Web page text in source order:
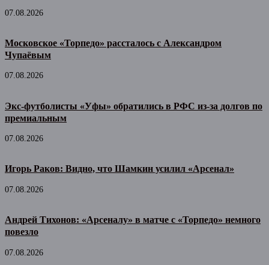
07.08.2026
Московское «Торпедо» рассталось с Александром
Чупаёвым
07.08.2026
Экс-футболисты «Уфы» обратились в РФС из-за долгов по
премиальным
07.08.2026
Игорь Раков: Видно, что Шамкин усилил «Арсенал»
07.08.2026
Андрей Тихонов: «Арсеналу» в матче с «Торпедо» немного
повезло
07.08.2026